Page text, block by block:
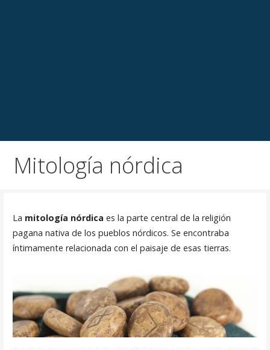
Mitología nórdica
La mitología nórdica es la parte central de la religión
pagana nativa de los pueblos nórdicos. Se encontraba
íntimamente relacionada con el paisaje de esas tierras.